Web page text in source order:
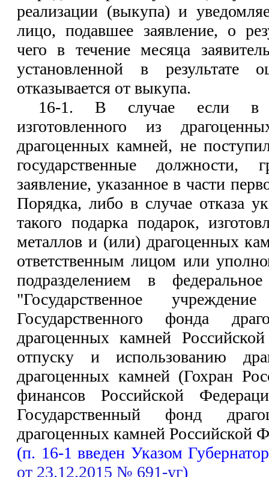
реализации (выкупа) и
лицо, подавшее заявление, о
чего в течение месяца
установленной в результате
отказывается от выкупа.
16-1. В случае если в
изготовленного из
драгоценных камней, не
государственные должности,
заявление, указанное в части
Порядка, либо в случае отказа
такого подарка подарок,
металлов и (или) драгоценных
ответственным лицом или
подразделением в
"Государственное
Государственного фонда
драгоценных камней
отпуску и использованию
драгоценных камней (Гохран
финансов Российской
Государственный фонд
драгоценных камней Российской
(п. 16-1 введен Указом
от 23.12.2015 № 691-уг)